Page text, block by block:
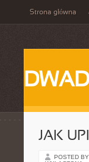
Strona główna
JAK
POSTED